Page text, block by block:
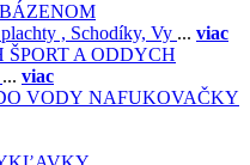
, Schodíky, Vy ... viac
ŠPORT A ODDYCH
... viac
NAFUKOVAČKY